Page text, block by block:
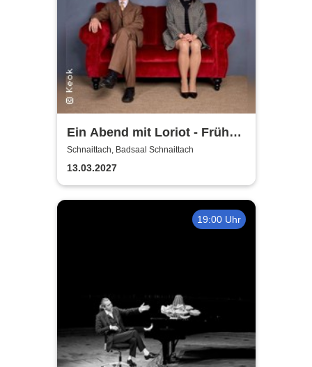
Ein Abend mit Loriot - Früher
war mehr Lametta
Schnaittach, Badsaal Schnaittach
13.03.2027
19:00 Uhr